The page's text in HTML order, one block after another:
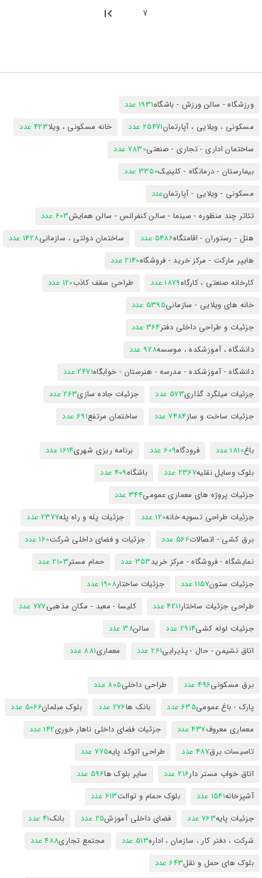
ورزشگاه - سالن ورزش - باشگاه1931 عدد
مسکونی ، ویلایی ، آپارتمان25471 عدد خانه مسکونی ، ویلا423 عدد
ساختمان اداری - تجاری - صنعتی7830 عدد
بیمارستان - درمانگاه - کلینیک3350 عدد
مسکونی - ویلایی - آپارتمانعدد
تئاتر چند منظوره - سینما - سالن کنفرانس - سالن همایش603 عدد
هتل - رستوران - اقامتگاه5486 عدد ساختمان دولتی ، سازمانی1428 عدد
هایپر مارکت - مرکز خرید - فروشگاه2140 عدد
کارخانه صنعتی ، کارگاه1879 عدد طراحی سقف کاذب120 عدد
خانه های ویلایی - سازمانی5395 عدد
جزئیات و طراحی داخلی دفتر364 عدد
دانشگاه ، آموزشکده ، موسسه928 عدد
دانشگاه - آموزشکده - مدرسه - هنرستان - خوابگاه2471 عدد
جزئیات میلگرد گذاری573 عدد جزئیات جاده سازی263 عدد
جزئیات ساخت و ساز7484 عدد ساختمان مرتفع691 عدد
باغ1810 عدد فرودگاه609 عدد برنامه ریزی شهری1614 عدد
بلوک وسایل نقلیه2367 عدد باشگاه409 عدد
جزئیات پروژه های معماری عمومی344 عدد
جزئیات طراحی تسویه خانه120 عدد جزئیات پله و راه پله2377 عدد
برق کشی - اتصالات566 عدد جزئیات و فضای داخلی شرکت160 عدد
نمایشگاه - فروشگاه - مرکز خرید353 عدد حمام مستر2103 عدد
جزئیات ستون1157 عدد جزئیات ساختار1908 عدد
طراحی جزئیات ساختار4211 عدد کلیسا - معبد - مکان مذهبی777 عدد
جزئیات لوله کشی2914 عدد سالن38 عدد
اتاق نشیمن - حال - پذیرایی261 عدد معماری881 عدد
برق مسکونی496 عدد طراحی داخلی805 عدد
پارک - باغ عمومی635 عدد بانک ها276 عدد بلوک مبلمان5066 عدد
معماری معروف437 عدد جزئیات فضای داخلی ناهار خوری142 عدد
تاسیسات برق487 عدد طراحی اتوکد پایه775 عدد
اتاق خواب مستر دار216 عدد سایر بلوک ها596 عدد
آشپزخانه1541 عدد بلوک حمام و توالت613 عدد
جزئیات پایه763 عدد فضای داخلی آموزش25 عدد بانک41 عدد
شرکت ، دفتر کار ، سازمان ، اداره513 عدد مجتمع تجاری488 عدد
بلوک های حمل و نقل643 عدد